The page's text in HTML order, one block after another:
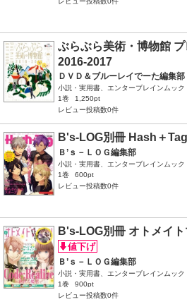
ぶらぶら美術・博物館
2016‐2017
ＤＶＤ＆ブルーレイでーた編集部
小説・実用書、エンターブレインムック
1巻
1,250pt
レビュー投稿数0件
B's-LOG別冊 Hash＋Tag
Ｂ’ｓ－ＬＯＧ編集部
小説・実用書、エンターブレインムック
1巻
600pt
レビュー投稿数0件
B's-LOG別冊 オトメイ
Ｂ’ｓ－ＬＯＧ編集部
小説・実用書、エンターブレインムック
1巻
900pt
レビュー投稿数0件